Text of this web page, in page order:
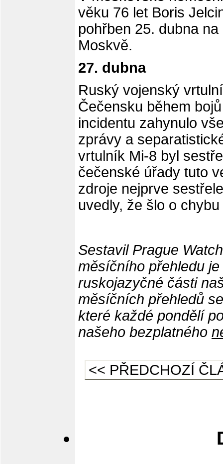
věku 76 let Boris
pohřben 25. dubna
Moskvě.
27. dubna
Ruský vojenský
Čečensku během
incidentu zahynulo
zprávy a
vrtulník Mi-8 byl
čečenské úřady tuto
zdroje nejprve
uvedly, že šlo o
Sestavil Prague
měsíčního přehledu
ruskojazyčné části
měsíčních přehledů
které každé pondělí
našeho bezplatného
<< PŘEDCHOZÍ